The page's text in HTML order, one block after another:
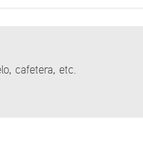
cafetera, etc.